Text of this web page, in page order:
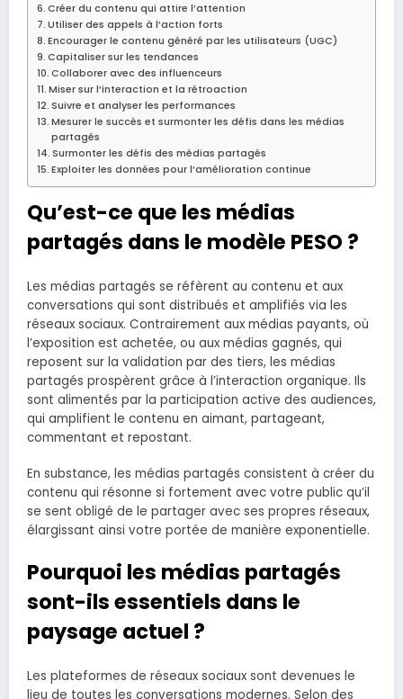
Créer du contenu qui attire l’attention
Utiliser des appels à l’action forts
Encourager le contenu généré par les utilisateurs (UGC)
Capitaliser sur les tendances
Collaborer avec des influenceurs
Miser sur l’interaction et la rétroaction
Suivre et analyser les performances
Mesurer le succès et surmonter les défis dans les médias
partagés
Surmonter les défis des médias partagés
Exploiter les données pour l’amélioration continue
Qu’est-ce que les médias
partagés dans le modèle PESO ?
Les médias partagés se réfèrent au contenu et aux
conversations qui sont distribués et amplifiés via les
réseaux sociaux. Contrairement aux médias payants, où
l’exposition est achetée, ou aux médias gagnés, qui
reposent sur la validation par des tiers, les médias
partagés prospèrent grâce à l’interaction organique. Ils
sont alimentés par la participation active des audiences,
qui amplifient le contenu en aimant, partageant,
commentant et repostant.
En substance, les médias partagés consistent à créer du
contenu qui résonne si fortement avec votre public qu’il
se sent obligé de le partager avec ses propres réseaux,
élargissant ainsi votre portée de manière exponentielle.
Pourquoi les médias partagés
sont-ils essentiels dans le
paysage actuel ?
Les plateformes de réseaux sociaux sont devenues le
lieu de toutes les conversations modernes. Selon des